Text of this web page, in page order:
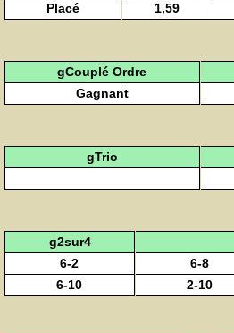
Placé
1,59
gCouplé Ordre
Gagnant
gTrio
g2sur4
6-2
6-8
6-10
2-10